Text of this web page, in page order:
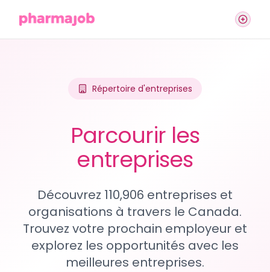
Répertoire d'entreprises
Parcourir les
entreprises
Découvrez 110,906 entreprises et
organisations à travers le Canada.
Trouvez votre prochain employeur et
explorez les opportunités avec les
meilleures entreprises.